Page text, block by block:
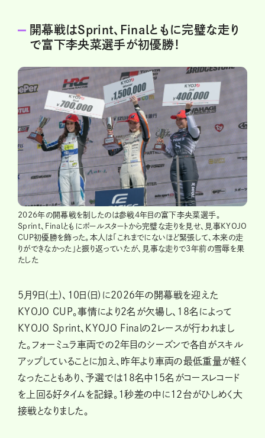
開幕戦はSprint、Finalともに完璧な走り
で富下李央菜選手が初優勝！
2026年の開幕戦を制したのは参戦4年目の富下李央菜選手。
Sprint、Finalともにポールスタートから完璧な走りを見せ、見事KYOJO
CUP初優勝を飾った。本人は「これまでにないほど緊張して、本来の走
りができなかった」と振り返っていたが、見事な走りで3年前の雪辱を果
たした
5月9日(土)、10日(日)に2026年の開幕戦を迎えた
KYOJO CUP。事情により2名が欠場し、18名によって
KYOJO Sprint、KYOJO Finalの2レースが行われまし
た。フォーミュラ車両での2年目のシーズンで各自がスキル
アップしていることに加え、昨年より車両の最低重量が軽く
なったこともあり、予選では18名中15名がコースレコード
を上回る好タイムを記録。1秒差の中に12台がひしめく大
接戦となりました。